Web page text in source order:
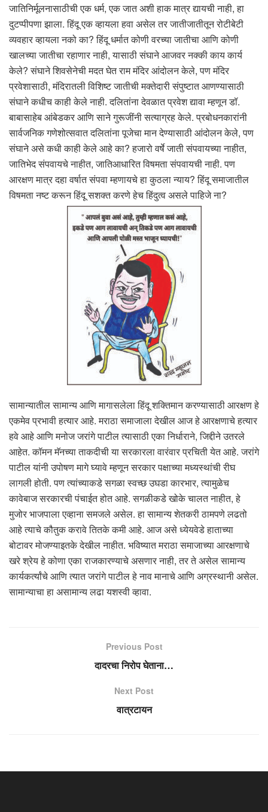
जातिनिर्मूलनासाठीची एक धर्म, एक जात अशी हाक मात्र द्यायची नाही, हा
दुटप्पीपणा झाला. हिंदू एक व्हायला हवा असेल तर जातीजातीतून रोटीबेटी
व्यवहार व्हायला नको का? हिंदू धर्मात कोणी वरच्या जातीचा आणि कोणी
खालच्या जातीचा रहाणार नाही, यासाठी संघाने आजवर नक्की काय कार्य
केले? संघाने शिवसेनेची मदत घेत राम मंदिर आंदोलन केले, पण मंदिर
प्रवेशासाठी, मंदिरातली विशिष्ट जातीची मक्तेदारी संपुष्टात आणण्यासाठी
संघाने कधीच काही केले नाही. दलितांना देवळात प्रवेश द्यावा म्हणून डॉ.
बाबासाहेब आंबेडकर आणि साने गुरूजींनी सत्याग्रह केले. प्रबोधनकारांनी
सार्वजनिक गणेशोत्सवात दलितांना पूजेचा मान देण्यासाठी आंदोलन केले, पण
संघाने असे कधी काही केले आहे का? हजारो वर्षे जाती संपवायच्या नाहीत,
जातिभेद संपवायचे नाहीत, जातिआधारित विषमता संपवायची नाही. पण
आरक्षण मात्र दहा वर्षात संपवा म्हणायचे हा कुठला न्याय? हिंदू समाजातील
विषमता नष्ट करून हिंदू सशक्त करणे हेच हिंदुत्व असले पाहिजे ना?
सामान्यातील सामान्य आणि मागासलेला हिंदू शक्तिमान करण्यासाठी आरक्षण हे
एकमेव प्रभावी हत्यार आहे. मराठा समाजाला देखील आज हे आरक्षणाचे हत्यार
हवे आहे आणि मनोज जरांगे पाटील त्यासाठी एका निर्धाराने, जिद्दीने उतरले
आहेत. कॉमन मॅनच्या ताकदीची या सरकारला वारंवार प्रचिती येत आहे. जरांगे
पाटील यांनी उपोषण मागे घ्यावे म्हणून सरकार पक्षाच्या मध्यस्थांची रीघ
लागली होती. पण त्यांच्याकडे सगळा स्वच्छ उघडा कारभार, त्यामुळेच
कावेबाज सरकारची पंचाईत होत आहे. सगळीकडे खोके चालत नाहीत, हे
मुजोर भाजपाला एव्हाना समजले असेल. हा सामान्य शेतकरी ठामपणे लढतो
आहे त्याचे कौतुक करावे तितके कमी आहे. आज असे ध्येयवेडे हाताच्या
बोटावर मोजण्याइतके देखील नाहीत. भविष्यात मराठा समाजाच्या आरक्षणाचे
खरे श्रेय हे कोणा एका राजकारण्याचे असणार नाही, तर ते असेल सामान्य
कार्यकर्त्यांचे आणि त्यात जरांगे पाटील हे नाव मानाचे आणि अग्रस्थानी असेल.
सामान्याचा हा असामान्य लढा यशस्वी व्हावा.
Previous Post
दादरचा निरोप घेताना…
Next Post
वात्रटायन